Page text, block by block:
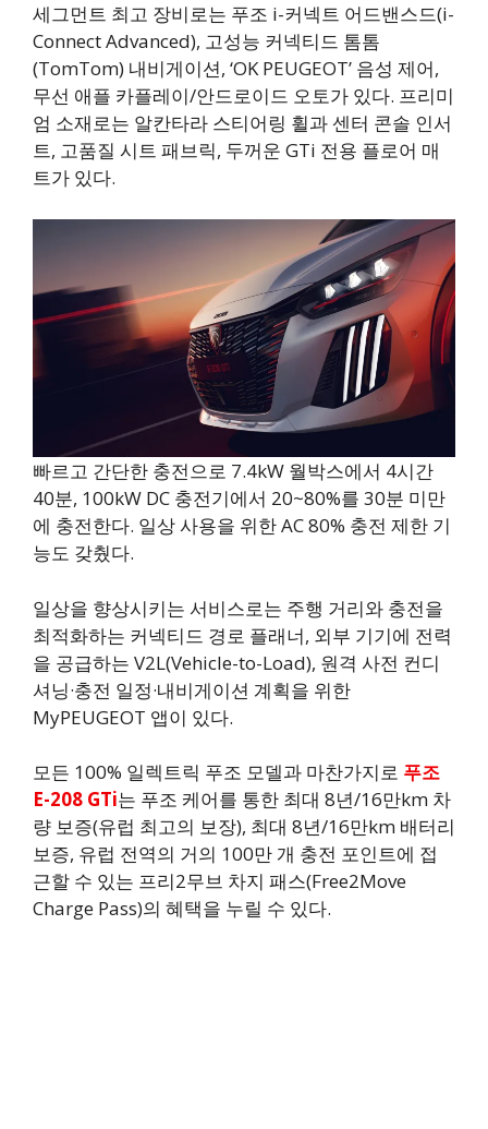
세그먼트 최고 장비로는 푸조 i-커넥트 어드밴스드(i-
Connect Advanced), 고성능 커넥티드 톰톰
(TomTom) 내비게이션, ‘OK PEUGEOT’ 음성 제어,
무선 애플 카플레이/안드로이드 오토가 있다. 프리미
엄 소재로는 알칸타라 스티어링 휠과 센터 콘솔 인서
트, 고품질 시트 패브릭, 두꺼운 GTi 전용 플로어 매
트가 있다.
빠르고 간단한 충전으로 7.4kW 월박스에서 4시간
40분, 100kW DC 충전기에서 20~80%를 30분 미만
에 충전한다. 일상 사용을 위한 AC 80% 충전 제한 기
능도 갖췄다.
일상을 향상시키는 서비스로는 주행 거리와 충전을
최적화하는 커넥티드 경로 플래너, 외부 기기에 전력
을 공급하는 V2L(Vehicle-to-Load), 원격 사전 컨디
셔닝·충전 일정·내비게이션 계획을 위한
MyPEUGEOT 앱이 있다.
모든 100% 일렉트릭 푸조 모델과 마찬가지로 푸조
E-208 GTi는 푸조 케어를 통한 최대 8년/16만km 차
량 보증(유럽 최고의 보장), 최대 8년/16만km 배터리
보증, 유럽 전역의 거의 100만 개 충전 포인트에 접
근할 수 있는 프리2무브 차지 패스(Free2Move
Charge Pass)의 혜택을 누릴 수 있다.